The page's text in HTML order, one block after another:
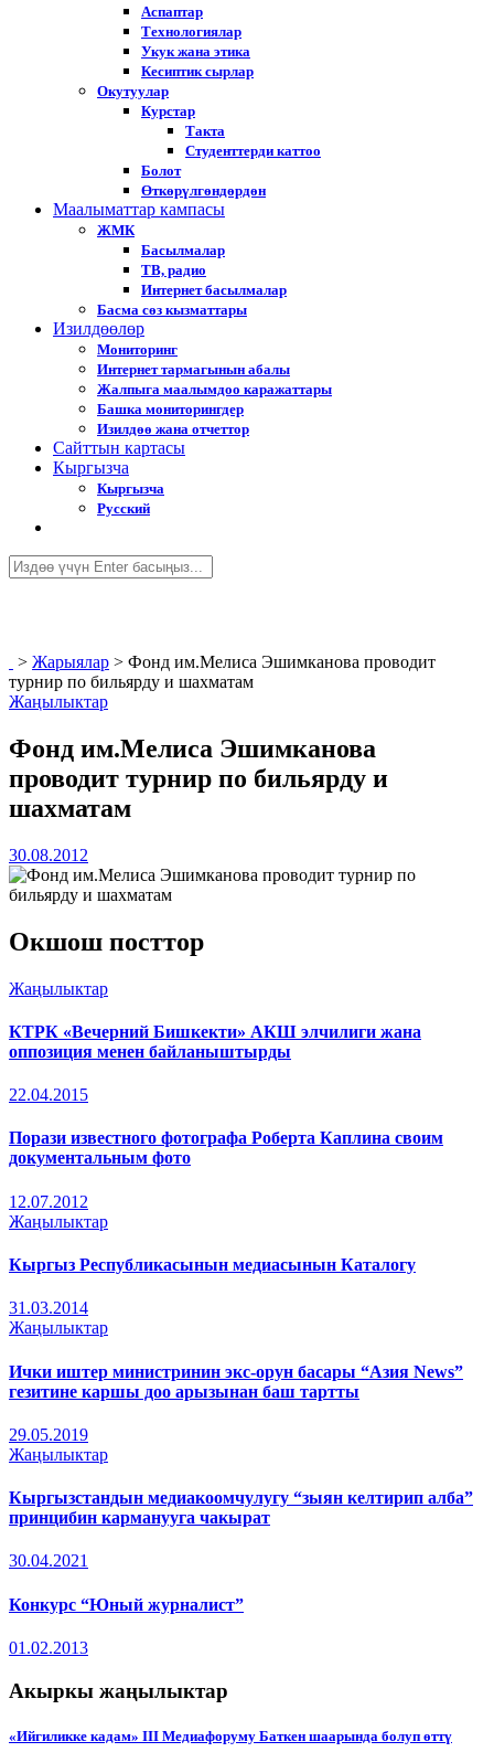
Аспаптар
Технологиялар
Укук жана этика
Кесиптик сырлар
Окутуулар
Курстар
Такта
Студенттерди каттоо
Болот
Өткөрүлгөндөрдөн
Маалыматтар кампасы
ЖМК
Басылмалар
ТВ, радио
Интернет басылмалар
Басма сөз кызматтары
Изилдөөлөр
Мониторинг
Интернет тармагынын абалы
Жалпыга маалымдоо каражаттары
Башка мониторингдер
Изилдөө жана отчеттор
Cайттын картасы
Кыргызча
Кыргызча
Русский
> Жарыялар > Фонд им.Мелиса Эшимканова проводит
турнир по бильярду и шахматам
Жаңылыктар
Фонд им.Мелиса Эшимканова
проводит турнир по бильярду и
шахматам
30.08.2012
Окшош посттор
Жаңылыктар
КТРК «Вечерний Бишкекти» АКШ элчилиги жана
оппозиция менен байланыштырды
22.04.2015
Порази известного фотографа Роберта Каплина своим
документальным фото
12.07.2012
Жаңылыктар
Кыргыз Республикасынын медиасынын Каталогу
31.03.2014
Жаңылыктар
Ички иштер министринин экс-орун басары “Азия News”
гезитине каршы доо арызынан баш тартты
29.05.2019
Жаңылыктар
Кыргызстандын медиакоомчулугу “зыян келтирип алба”
принцибин карманууга чакырат
30.04.2021
Конкурс “Юный журналист”
01.02.2013
Акыркы жаңылыктар
«Ийгиликке кадам» III Медиафоруму Баткен шаарында болуп өттү